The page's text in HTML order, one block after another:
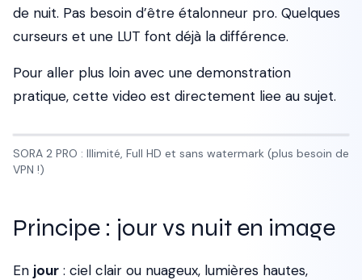
de nuit. Pas besoin d’être étalonneur pro. Quelques
curseurs et une LUT font déjà la différence.
Pour aller plus loin avec une demonstration
pratique, cette video est directement liee au sujet.
SORA 2 PRO : Illimité, Full HD et sans watermark (plus besoin de
VPN !)
Principe : jour vs nuit en image
En jour : ciel clair ou nuageux, lumières hautes,